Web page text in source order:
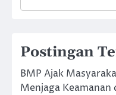
Postingan
BMP Ajak
Menjaga Keamanan